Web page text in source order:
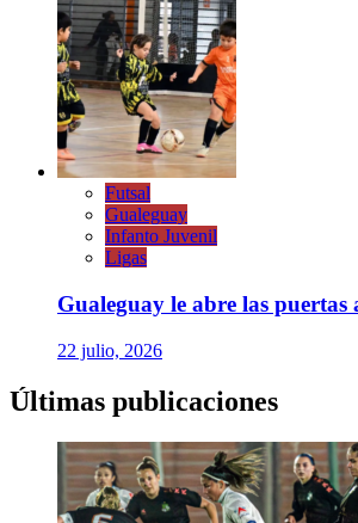
Futsal
Gualeguay
Infanto Juvenil
Ligas
Gualeguay le abre las puertas
22 julio, 2026
Últimas publicaciones